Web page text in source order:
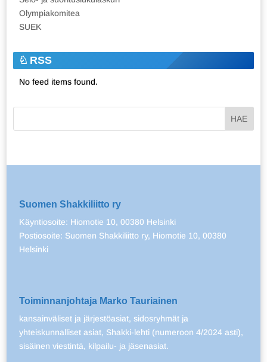
Olympiakomitea
SUEK
RSS
No feed items found.
Suomen Shakkiliitto ry
Käyntiosoite: Hiomotie 10, 00380 Helsinki
Postiosoite: Suomen Shakkiliitto ry, Hiomotie 10, 00380
Helsinki
Toiminnanjohtaja Marko Tauriainen
kansainväliset ja järjestöasiat, sidosryhmät ja
yhteiskunnalliset asiat, Shakki-lehti (numeroon 4/2024 asti),
sisäinen viestintä, kilpailu- ja jäsenasiat.